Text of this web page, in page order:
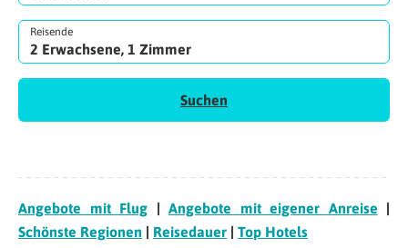
Reisende
2 Erwachsene, 1 Zimmer
Suchen
Angebote mit Flug Angebote mit eigener Anreise
Schönste Regionen
Reisedauer Top Hotels